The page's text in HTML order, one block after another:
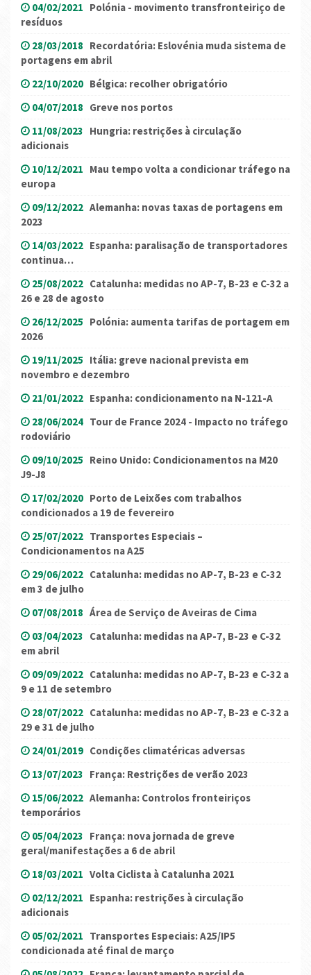
04/02/2021 Polónia - movimento transfronteiriço de
resíduos
28/03/2018 Recordatória: Eslovénia muda sistema de
portagens em abril
22/10/2020 Bélgica: recolher obrigatório
04/07/2018 Greve nos portos
11/08/2023 Hungria: restrições à circulação
adicionais
10/12/2021 Mau tempo volta a condicionar tráfego na
europa
09/12/2022 Alemanha: novas taxas de portagens em
2023
14/03/2022 Espanha: paralisação de transportadores
continua…
25/08/2022 Catalunha: medidas no AP-7, B-23 e C-32 a
26 e 28 de agosto
26/12/2025 Polónia: aumenta tarifas de portagem em
2026
19/11/2025 Itália: greve nacional prevista em
novembro e dezembro
21/01/2022 Espanha: condicionamento na N-121-A
28/06/2024 Tour de France 2024 - Impacto no tráfego
rodoviário
09/10/2025 Reino Unido: Condicionamentos na M20
J9-J8
17/02/2020 Porto de Leixões com trabalhos
condicionados a 19 de fevereiro
25/07/2022 Transportes Especiais –
Condicionamentos na A25
29/06/2022 Catalunha: medidas no AP-7, B-23 e C-32
em 3 de julho
07/08/2018 Área de Serviço de Aveiras de Cima
03/04/2023 Catalunha: medidas na AP-7, B-23 e C-32
em abril
09/09/2022 Catalunha: medidas no AP-7, B-23 e C-32 a
9 e 11 de setembro
28/07/2022 Catalunha: medidas no AP-7, B-23 e C-32 a
29 e 31 de julho
24/01/2019 Condições climatéricas adversas
13/07/2023 França: Restrições de verão 2023
15/06/2022 Alemanha: Controlos fronteiriços
temporários
05/04/2023 França: nova jornada de greve
geral/manifestações a 6 de abril
18/03/2021 Volta Ciclista à Catalunha 2021
02/12/2021 Espanha: restrições à circulação
adicionais
05/02/2021 Transportes Especiais: A25/IP5
condicionada até final de março